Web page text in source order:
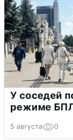
У соседей
режиме
5 августа 0